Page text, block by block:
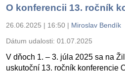
O konferencii 13. ročník
26.06.2025 | 16:50 | Miroslav Bendík
Dátum udalosti: 01.07.2025
V dňoch 1. – 3. júla 2025 sa na
uskutoční 13. ročník konferencie